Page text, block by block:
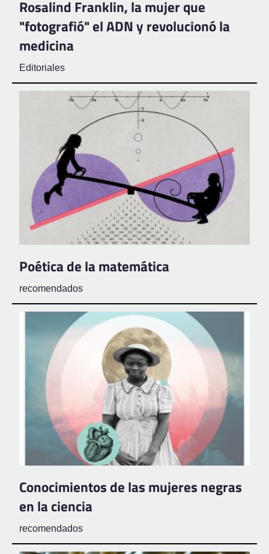
Rosalind Franklin, la mujer que
"fotografió" el ADN y revolucionó la
medicina
Editoriales
Poética de la matemática
recomendados
Conocimientos de las mujeres negras
en la ciencia
recomendados